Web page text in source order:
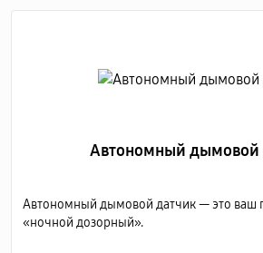
Автономный дымовой
Автономный дымовой датчик — это ваш
«ночной дозорный».